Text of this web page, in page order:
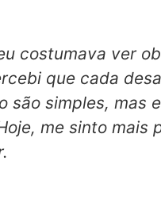
costumava ver
que cada
simples, mas
me sinto mais